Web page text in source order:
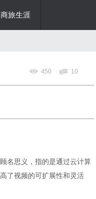
商旅生涯
450 10
名思义，指的是通过云计算
了视频的可扩展性和灵活